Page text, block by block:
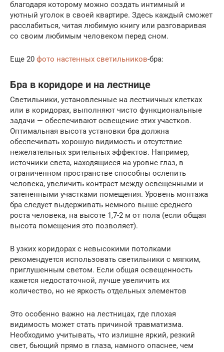
благодаря которому можно создать интимный и
уютный уголок в своей квартире. Здесь каждый сможет
расслабиться, читая любимую книгу или разговаривая
со своим любимым человеком перед сном.
Еще 20 фото настенных светильников-бра:
Бра в коридоре и на лестнице
Светильники, установленные на лестничных клетках
или в коридорах, выполняют чисто функциональные
задачи — обеспечивают освещение этих участков.
Оптимальная высота установки бра должна
обеспечивать хорошую видимость и отсутствие
нежелательных зрительных эффектов. Например,
источники света, находящиеся на уровне глаз, в
ограниченном пространстве способны ослепить
человека, увеличить контраст между освещенными и
затененными участками помещения. Уровень монтажа
бра следует выдерживать немного выше среднего
роста человека, на высоте 1,7-2 м от пола (если общая
высота помещения это позволяет).
В узких коридорах с невысокими потолками
рекомендуется использовать светильники с мягким,
приглушенным светом. Если общая освещенность
кажется недостаточной, лучше увеличить их
количество, но не яркость отдельных элементов
Это особенно важно на лестницах, где плохая
видимость может стать причиной травматизма.
Необходимо учитывать, что излишне яркий, резкий
свет, бьющий прямо в глаза, намного опаснее, чем